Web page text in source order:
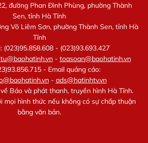
đường Phan Đình Phùng, phường Thành
Sen, tỉnh Hà Tĩnh
Võ Liêm Sơn, phường Thành Sen, tỉnh Hà
Tĩnh
(023)95.858.608 - (023)93.693.427
- toasoan@baohatinh.vn
- Email quảng cáo:
- ads@hatinhtv.vn
Báo và phát thanh, truyền hình Hà Tĩnh.
mọi hình thức nếu không có sự chấp thuận
bằng văn bản.